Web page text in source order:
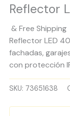
Reflector
& Free Shipping
Reflector LED
fachadas,
con protección
SKU: 73651638